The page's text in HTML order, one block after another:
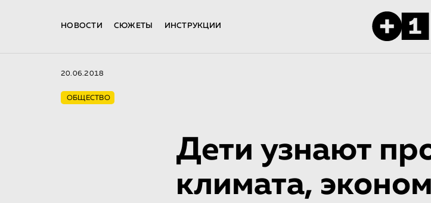
НОВОСТИ СЮЖЕТЫ ИНСТРУКЦИИ
20.06.2018
ОБЩЕСТВО
Дети узнают
климата,